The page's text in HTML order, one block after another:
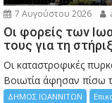
7 Αυγούστου 2026
Οι φορείς των
τους για τη
Οι καταστροφικές
Bοιωτία άφησαν πίσω
ΔΗΜΟΣ ΙΩΑΝΝΙΤΩΝ